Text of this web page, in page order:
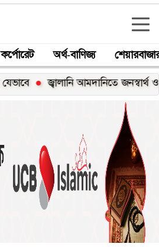
কর্পোরেট অর্থ-বাণিজ্য
জ্বালানি আমদানিতে জনস্বার্থ ও জ্বালানি